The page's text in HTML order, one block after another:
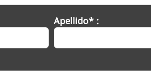
Apellido* :